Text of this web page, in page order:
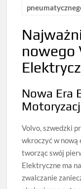
nowego
Nowa Era
Volvo, szwedzki
wkroczyć w
tworząc swój
Elektryczne ma
zwalczanie